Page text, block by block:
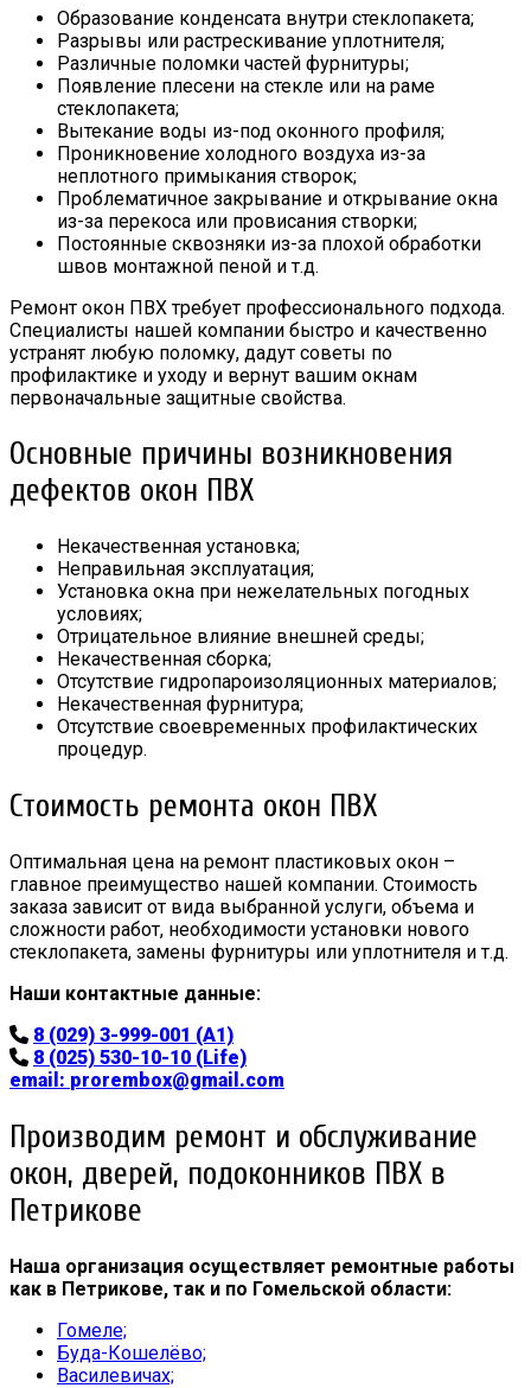
Образование конденсата внутри стеклопакета;
Разрывы или растрескивание уплотнителя;
Различные поломки частей фурнитуры;
Появление плесени на стекле или на раме
стеклопакета;
Вытекание воды из-под оконного профиля;
Проникновение холодного воздуха из-за
неплотного примыкания створок;
Проблематичное закрывание и открывание окна
из-за перекоса или провисания створки;
Постоянные сквозняки из-за плохой обработки
швов монтажной пеной и т.д.
Ремонт окон ПВХ требует профессионального подхода.
Специалисты нашей компании быстро и качественно
устранят любую поломку, дадут советы по
профилактике и уходу и вернут вашим окнам
первоначальные защитные свойства.
Основные причины возникновения
дефектов окон ПВХ
Некачественная установка;
Неправильная эксплуатация;
Установка окна при нежелательных погодных
условиях;
Отрицательное влияние внешней среды;
Некачественная сборка;
Отсутствие гидропароизоляционных материалов;
Некачественная фурнитура;
Отсутствие своевременных профилактических
процедур.
Стоимость ремонта окон ПВХ
Оптимальная цена на ремонт пластиковых окон –
главное преимущество нашей компании. Стоимость
заказа зависит от вида выбранной услуги, объема и
сложности работ, необходимости установки нового
стеклопакета, замены фурнитуры или уплотнителя и т.д.
Наши контактные данные:
8 (029) 3-999-001 (A1)
8 (025) 530-10-10 (Life)
email: prorembox@gmail.com
Производим ремонт и обслуживание
окон, дверей, подоконников ПВХ в
Петрикове
Наша организация осуществляет ремонтные работы
как в Петрикове, так и по Гомельской области:
Гомеле;
Буда-Кошелёво;
Василевичах;